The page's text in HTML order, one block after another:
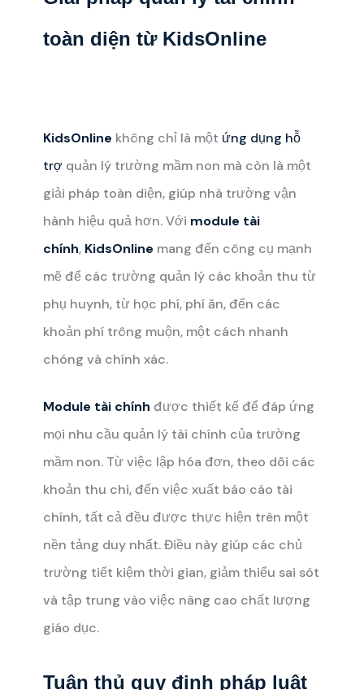
toàn diện từ KidsOnline
KidsOnline không chỉ là một ứng dụng hỗ
trợ quản lý trường mầm non mà còn là một
giải pháp toàn diện, giúp nhà trường vận
hành hiệu quả hơn. Với module tài
chính, KidsOnline mang đến công cụ mạnh
mẽ để các trường quản lý các khoản thu từ
phụ huynh, từ học phí, phí ăn, đến các
khoản phí trông muộn, một cách nhanh
chóng và chính xác.
Module tài chính được thiết kế để đáp ứng
mọi nhu cầu quản lý tài chính của trường
mầm non. Từ việc lập hóa đơn, theo dõi các
khoản thu chi, đến việc xuất báo cáo tài
chính, tất cả đều được thực hiện trên một
nền tảng duy nhất. Điều này giúp các chủ
trường tiết kiệm thời gian, giảm thiểu sai sót
và tập trung vào việc nâng cao chất lượng
giáo dục.
Tuân thủ quy định pháp luật